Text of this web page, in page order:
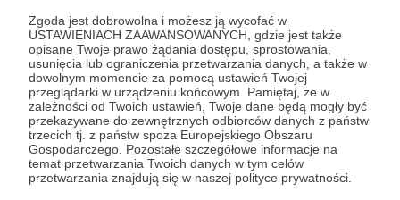
Zgoda jest dobrowolna i możesz ją wycofać w
USTAWIENIACH ZAAWANSOWANYCH, gdzie jest także
opisane Twoje prawo żądania dostępu, sprostowania,
usunięcia lub ograniczenia przetwarzania danych, a także w
dowolnym momencie za pomocą ustawień Twojej
przeglądarki w urządzeniu końcowym. Pamiętaj, że w
zależności od Twoich ustawień, Twoje dane będą mogły być
przekazywane do zewnętrznych odbiorców danych z państw
trzecich tj. z państw spoza Europejskiego Obszaru
Gospodarczego. Pozostałe szczegółowe informacje na
temat przetwarzania Twoich danych w tym celów
przetwarzania znajdują się w naszej polityce prywatności.
Dołącz do grona Patronów!
Wesprzyj działalność AutoraMarcin Ogdowskijuż
teraz!
Zostań Patronem